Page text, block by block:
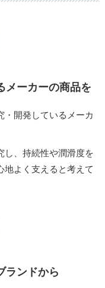
メーカーの商品を
・開発しているメーカ
し、持続性や潤滑度を
地よく支えると考えて
ランドから